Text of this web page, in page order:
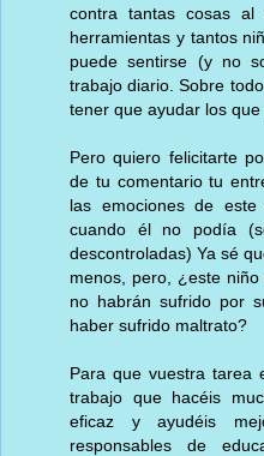
contra tantas cosas
herramientas y tantos
puede sentirse (y no
trabajo diario. Sobre
tener que ayudar los
Pero quiero felicitarte
de tu comentario tu
las emociones de este
cuando él no podía
descontroladas) Ya sé
menos, pero, ¿este
no habrán sufrido por
haber sufrido maltrato?
Para que vuestra tarea
trabajo que hacéis
eficaz y ayudéis
responsables de